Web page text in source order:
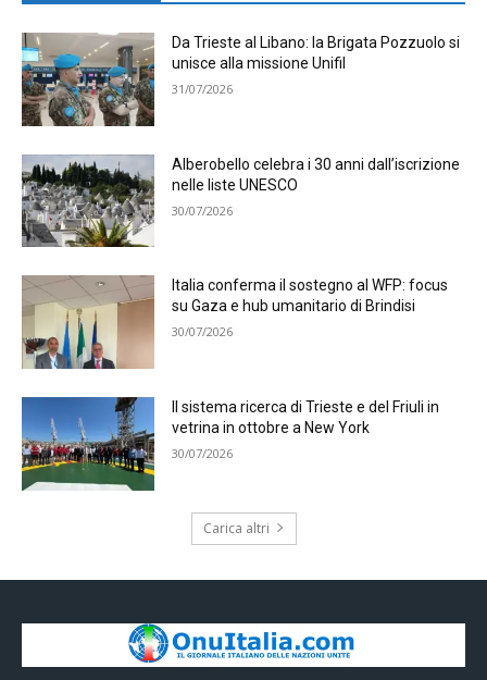
Da Trieste al Libano: la Brigata Pozzuolo si
unisce alla missione Unifil
31/07/2026
Alberobello celebra i 30 anni dall’iscrizione
nelle liste UNESCO
30/07/2026
Italia conferma il sostegno al WFP: focus
su Gaza e hub umanitario di Brindisi
30/07/2026
Il sistema ricerca di Trieste e del Friuli in
vetrina in ottobre a New York
30/07/2026
Carica altri